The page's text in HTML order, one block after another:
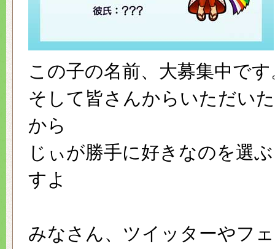
この子の名前、大募集中です
そして皆さんからいただい
から
じぃが勝手に好きなのを選
すよ
みなさん、ツイッターやフ